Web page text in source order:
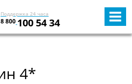
Поддержка 24 часа
8 800 100 54 34
4*